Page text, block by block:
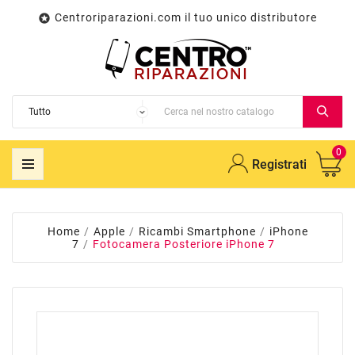
 Centroriparazioni.com il tuo unico distributore
Registrati
0
Home Apple Ricambi Smartphone
iPhone
7
Fotocamera Posteriore iPhone 7